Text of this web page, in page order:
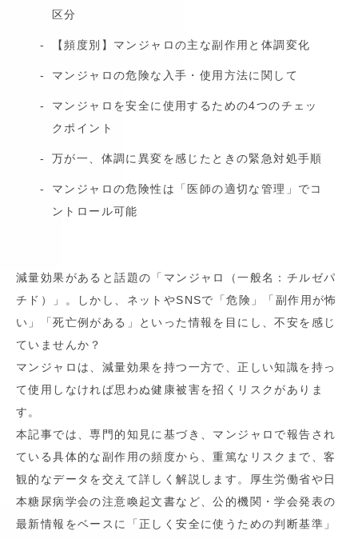
区分
【頻度別】マンジャロの主な副作用と体調変化
マンジャロの危険な入手・使用方法に関して
マンジャロを安全に使用するための4つのチェッ
クポイント
万が一、体調に異変を感じたときの緊急対処手順
マンジャロの危険性は「医師の適切な管理」でコ
ントロール可能
減量効果があると話題の「マンジャロ（一般名：チルゼパ
チド）」。しかし、ネットやSNSで「危険」「副作用が怖
い」「死亡例がある」といった情報を目にし、不安を感じ
ていませんか？
マンジャロは、減量効果を持つ一方で、正しい知識を持っ
て使用しなければ思わぬ健康被害を招くリスクがありま
す。
本記事では、専門的知見に基づき、マンジャロで報告され
ている具体的な副作用の頻度から、重篤なリスクまで、客
観的なデータを交えて詳しく解説します。厚生労働省や日
本糖尿病学会の注意喚起文書など、公的機関・学会発表の
最新情報をベースに「正しく安全に使うための判断基準」